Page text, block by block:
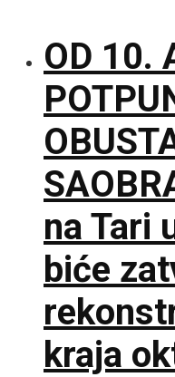
OD 10.
na Tari
biće
kraja